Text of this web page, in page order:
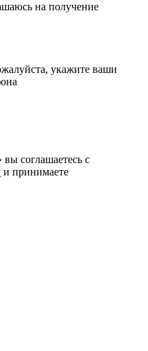
на получение
укажите ваши
соглашаетесь с
и принимаете